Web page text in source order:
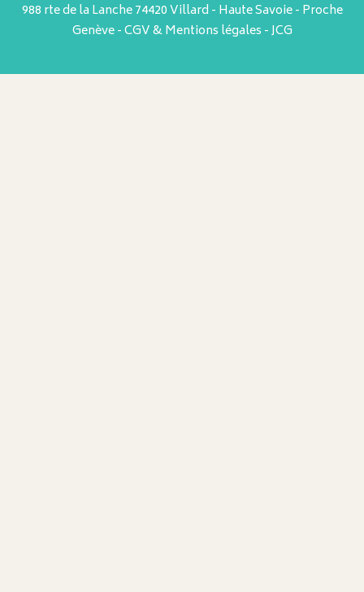
988 rte de la Lanche 74420 Villard - Haute Savoie - Proche
Genève -CGV & Mentions légales -JCG